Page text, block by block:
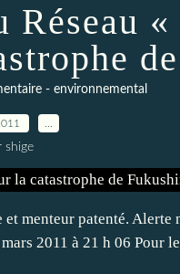
Réseau
- environnemental
shige
menteur patenté. Alerte
2011 à 21 h 06 Pour